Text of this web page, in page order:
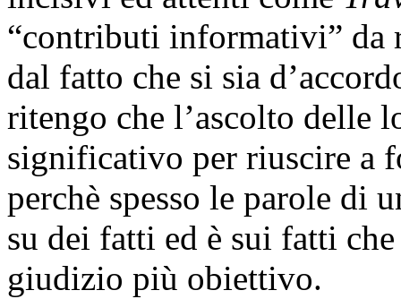
“contributi informativi” da
dal fatto che si sia
ritengo che l’ascolto delle
significativo per riuscire a
perchè spesso le parole di
su dei fatti ed è sui fatti
giudizio più obiettivo.